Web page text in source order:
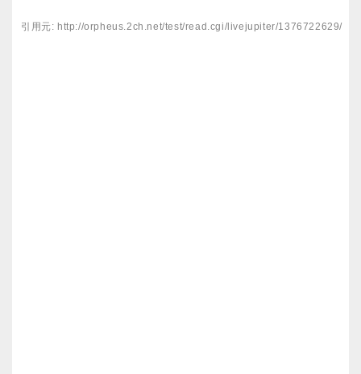
引用元: http://orpheus.2ch.net/test/read.cgi/livejupiter/1376722629/